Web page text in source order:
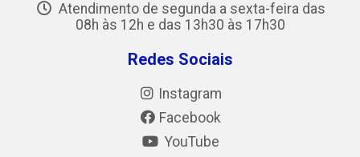
Atendimento de segunda a sexta-feira das
08h às 12h e das 13h30 às 17h30
Redes Sociais
Instagram
Facebook
YouTube